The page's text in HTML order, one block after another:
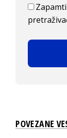
POVEZANE